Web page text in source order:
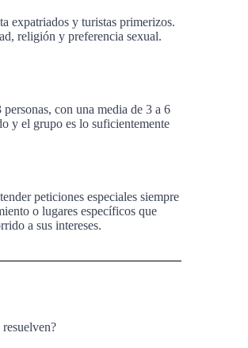
expatriados y turistas primerizos.
religión y preferencia sexual.
con una media de 3 a 6
y el grupo es lo suficientemente
peticiones especiales siempre
o lugares específicos que
a sus intereses.